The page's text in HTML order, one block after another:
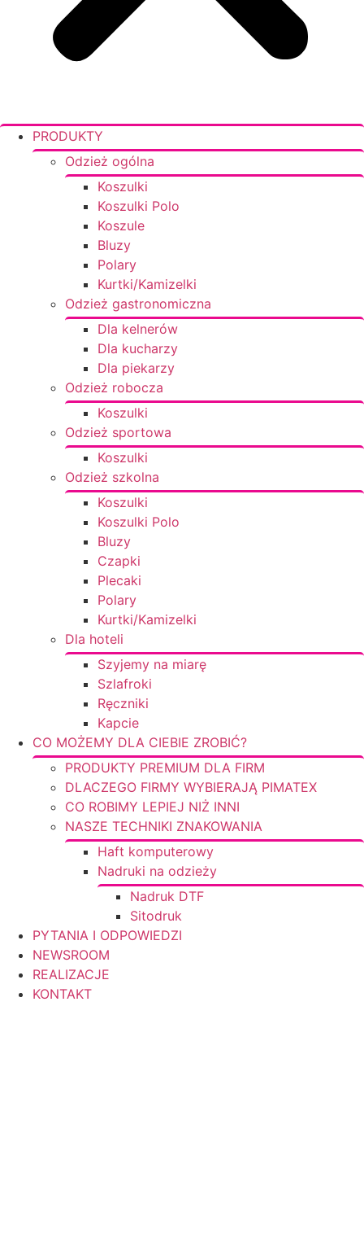
PRODUKTY
Odzież ogólna
Koszulki
Koszulki Polo
Koszule
Bluzy
Polary
Kurtki/Kamizelki
Odzież gastronomiczna
Dla kelnerów
Dla kucharzy
Dla piekarzy
Odzież robocza
Koszulki
Odzież sportowa
Koszulki
Odzież szkolna
Koszulki
Koszulki Polo
Bluzy
Czapki
Plecaki
Polary
Kurtki/Kamizelki
Dla hoteli
Szyjemy na miarę
Szlafroki
Ręczniki
Kapcie
CO MOŻEMY DLA CIEBIE ZROBIĆ?
PRODUKTY PREMIUM DLA FIRM
DLACZEGO FIRMY WYBIERAJĄ PIMATEX
CO ROBIMY LEPIEJ NIŻ INNI
NASZE TECHNIKI ZNAKOWANIA
Haft komputerowy
Nadruki na odzieży
Nadruk DTF
Sitodruk
PYTANIA I ODPOWIEDZI
NEWSROOM
REALIZACJE
KONTAKT